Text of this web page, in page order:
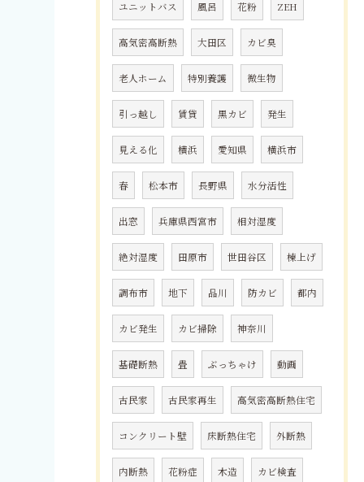
ユニットバス 風呂 花粉 ZEH
高気密高断熱 大田区 カビ臭
老人ホーム 特別養護 微生物
引っ越し 賃貸 黒カビ 発生
見える化 横浜 愛知県 横浜市
春 松本市 長野県 水分活性
出窓 兵庫県西宮市 相対湿度
絶対湿度 田原市 世田谷区 棟上げ
調布市 地下 品川 防カビ 都内
カビ発生 カビ掃除 神奈川
基礎断熱 畳 ぶっちゃけ 動画
古民家 古民家再生 高気密高断熱住宅
コンクリート壁 床断熱住宅 外断熱
内断熱 花粉症 木造 カビ検査